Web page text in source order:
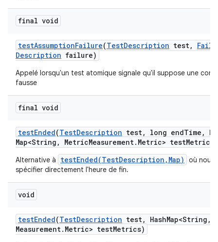
final void
testAssumptionFailure(TestDescription test,
Description failure)
Appelé lorsqu'un test atomique signale qu'il suppose une
fausse
final void
testEnded(TestDescription test, long endTime ,
Map<String , MetricMeasurement. Metric> testMetrics)
Alternative à testEnded(TestDescription,Map)
où nous
spécifier directement l'heure de fin.
void
testEnded(TestDescription test, HashMap<String ,
Measurement. Metric> testMetrics)